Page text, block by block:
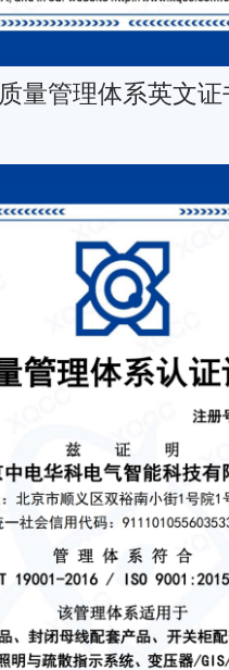
质量管理体系英文证